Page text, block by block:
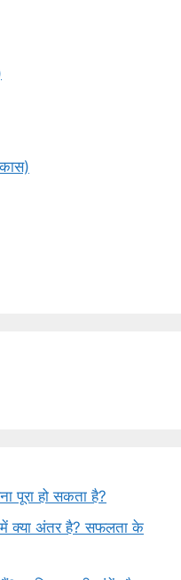
पूरा हो सकता है?
अंतर है? सफलता के